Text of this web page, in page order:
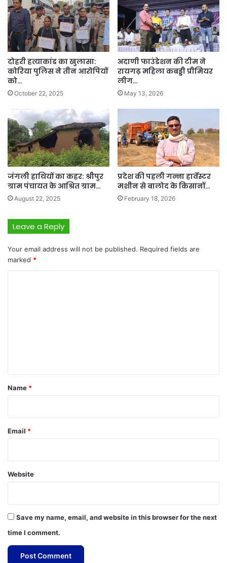
दोहरी हत्याकांड का खुलासा:
कोरिया पुलिस ने तीन आरोपियों
को…
October 22, 2025
अदाणी फाउंडेशन की टीम ने
रायगढ़ महिला कबड्डी प्रीमियर
लीग…
May 13, 2026
जंगली हाथियों का कहर: श्रीपुर
ग्राम पंचायत के आश्रित ग्राम…
August 22, 2025
प्रदेश की पहली गन्ना हार्वेस्टर
मशीन से बालोद के किसानों…
February 18, 2026
Leave a Reply
Your email address will not be published. Required fields are
marked *
*
Name *
Email *
Website
Save my name, email, and website in this browser for the next
time I comment.